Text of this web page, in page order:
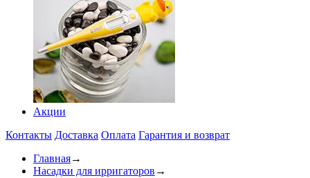
Акции
Контакты Доставка Оплата Гарантия и возврат
Главная→
Насадки для ирригаторов →